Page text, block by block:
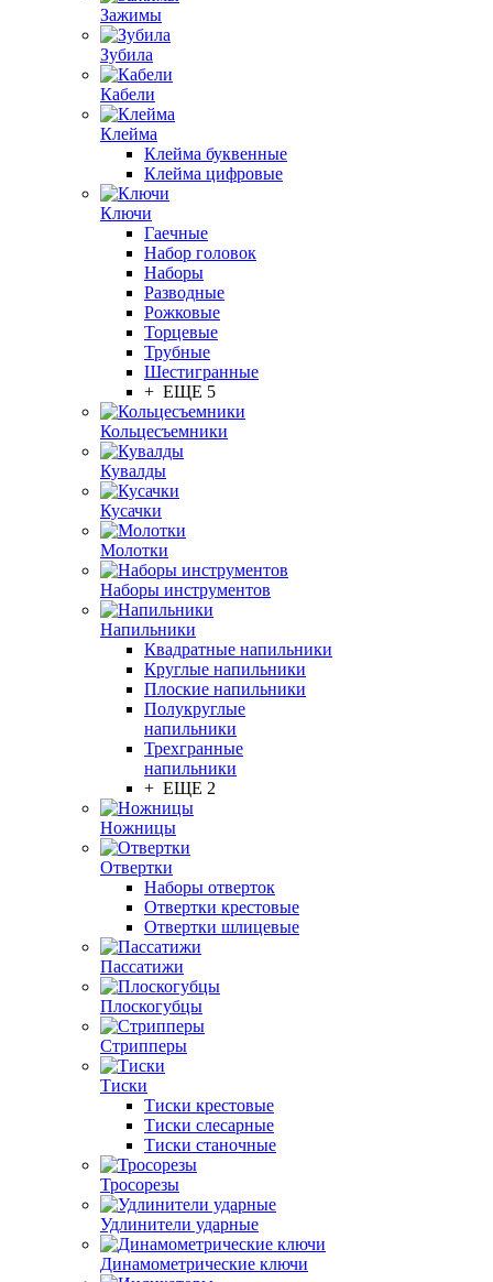
Зажимы
Зубила
Кабели
Клейма
Клейма буквенные
Клейма цифровые
Ключи
Гаечные
Набор головок
Наборы
Разводные
Рожковые
Торцевые
Трубные
Шестигранные
+ ЕЩЕ 5
Кольцесъемники
Кувалды
Кусачки
Молотки
Наборы инструментов
Напильники
Квадратные напильники
Круглые напильники
Плоские напильники
Полукруглые
напильники
Трехгранные
напильники
+ ЕЩЕ 2
Ножницы
Отвертки
Наборы отверток
Отвертки крестовые
Отвертки шлицевые
Пассатижи
Плоскогубцы
Стрипперы
Тиски
Тиски крестовые
Тиски слесарные
Тиски станочные
Тросорезы
Удлинители ударные
Динамометрические ключи